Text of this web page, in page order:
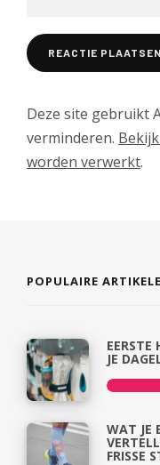
Deze site gebruikt
verminderen.
worden verwerkt.
POPULAIRE
EERSTE
JE
WAT JE
FRISSE